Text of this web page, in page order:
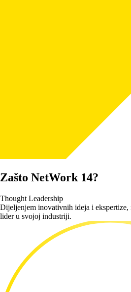
Zašto NetWork 14?
Thought Leadership
Dijeljenjem inovativnih ideja i ekspertize,
lider u svojoj industriji.